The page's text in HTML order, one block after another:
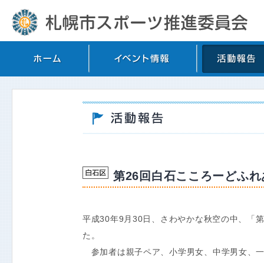
第26回白石こころーどふ
平成30年9月30日、さわやかな秋空の中、「
た。
参加者は親子ペア、小学男女、中学男女、